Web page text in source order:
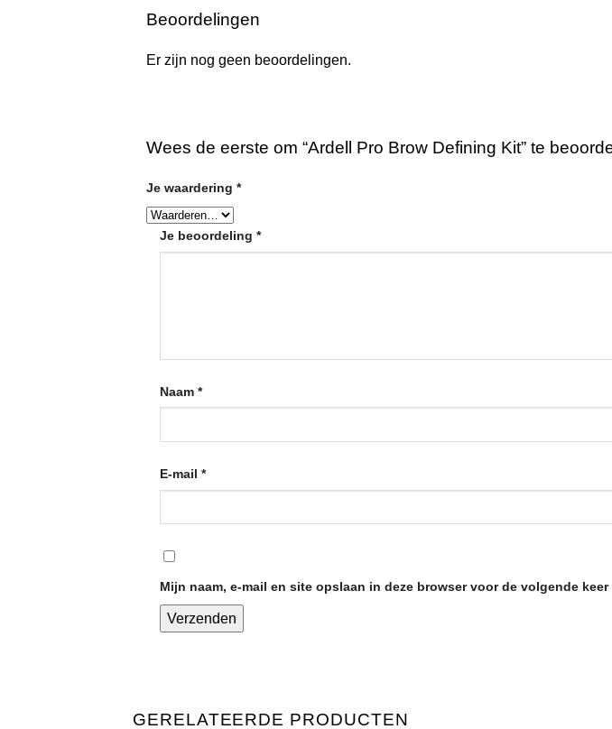
Beoordelingen
Er zijn nog geen beoordelingen.
Wees de eerste om “Ardell Pro Brow Defining Kit” te
Je waardering *
Je beoordeling *
Naam *
E-mail *
Mijn naam, e-mail en site opslaan in deze browser voor de volgende
GERELATEERDE PRODUCTEN